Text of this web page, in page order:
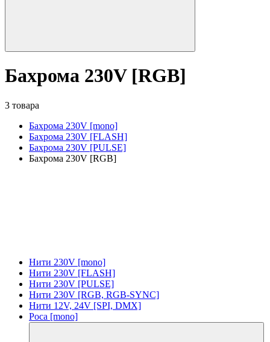
Бахрома 230V [RGB]
3 товара
Бахрома 230V [mono]
Бахрома 230V [FLASH]
Бахрома 230V [PULSE]
Бахрома 230V [RGB]
Нити 230V [mono]
Нити 230V [FLASH]
Нити 230V [PULSE]
Нити 230V [RGB, RGB-SYNC]
Нити 12V, 24V [SPI, DMX]
Роса [mono]